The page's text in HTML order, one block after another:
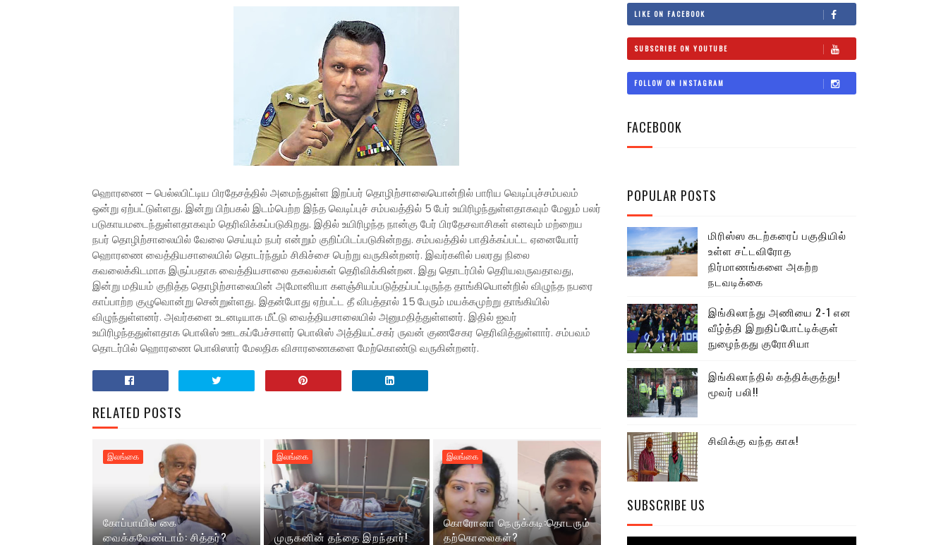
ஹொரணை – பெல்லபிட்டிய பிரதேசத்தில் அமைந்துள்ள இறப்பர் தொழிற்சாலையொன்றில் பாரிய வெடிப்புச்சம்பவம்
ஒன்று ஏற்பட்டுள்ளது. இன்று பிற்பகல் இடம்பெற்ற இந்த வெடிப்புச் சம்பவத்தில் 5 பேர் உயிரிழந்துள்ளதாகவும் மேலும் பலர்
படுகாயமடைந்துள்ளதாகவும் தெரிவிக்கப்படுகிறது. இதில் உயிரிழந்த நான்கு பேர் பிரதேசவாசிகள் எனவும் மற்றைய
நபர் தொழிற்சாலையில் வேலை செய்யும் நபர் என்றும் குறிப்பிடப்படுகின்றது. சம்பவத்தில் பாதிக்கப்பட்ட ஏனையோர்
ஹொரணை வைத்தியசாலையில் தொடர்ந்தும் சிகிச்சை பெற்று வருகின்றனர். இவர்களில் பலரது நிலை
கவலைக்கிடமாக இருப்பதாக வைத்தியசாலை தகவல்கள் தெரிவிக்கின்றன. இது தொடர்பில் தெரியவருவதாவது,
இன்று மதியம் குறித்த தொழிற்சாலையின் அமோனியா களஞ்சியப்படுத்தப்பட்டிருந்த தாங்கியொன்றில் விழுந்த நபரை
காப்பாற்ற குழுவொன்று சென்றுள்ளது. இதன்போது ஏற்பட்ட தீ விபத்தால் 15 பேரும் மயக்கமுற்று தாங்கியில்
விழுந்துள்ளனர். அவர்களை உடனடியாக மீட்டு வைத்தியசாலையில் அனுமதித்துள்ளனர். இதில் ஐவர்
உயிரிழந்ததுள்ளதாக பொலிஸ் ஊடகப்பேச்சாளர் பொலிஸ் அத்தியட்சகர் ருவன் குணசேகர தெரிவித்துள்ளார். சம்பவம்
தொடர்பில் ஹொரணை பொலிஸார் மேலதிக விசாரணைகளை மேற்கொண்டு வருகின்றனர்.
RELATED POSTS
இலங்கை
கோப்பாயில் கை
வைக்கவேண்டாம்: சித்தர்?
இலங்கை
முருகனின் தந்தை இறந்தார்!
இலங்கை
கொரோனா நெருக்கடி:தொடரும்
தற்கொலைகள்?
LIKE ON FACEBOOK
SUBSCRIBE ON YOUTUBE
FOLLOW ON INSTAGRAM
FACEBOOK
POPULAR POSTS
மிரிஸ்ஸ கடற்கரைப் பகுதியில்
உள்ள சட்டவிரோத
நிர்மாணங்களை அகற்ற
நடவடிக்கை
இங்கிலாந்து அணியை 2-1 என
வீழ்த்தி இறுதிப்போட்டிக்குள்
நுழைந்தது குரோசியா
இங்கிலாந்தில் கத்திக்குத்து!
மூவர் பலி!!
சிவிக்கு வந்த காசு!
SUBSCRIBE US